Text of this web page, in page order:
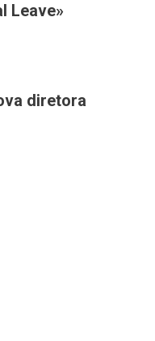
Leave»
diretora